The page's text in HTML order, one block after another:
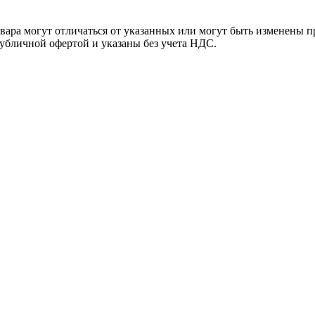
могут отличаться от указанных или могут быть изменены
офертой и указаны без учета НДС.